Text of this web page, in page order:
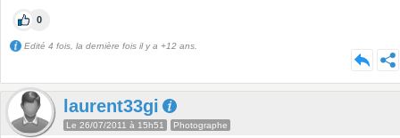
0
Edité 4 fois, la dernière fois il y a +12 ans.
laurent33gi
Le 26/07/2011 à 15h51 Photographe